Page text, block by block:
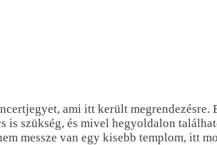
ami itt került megrendezésre.
szükség, és mivel hegyoldalon
messze van egy kisebb templom, itt